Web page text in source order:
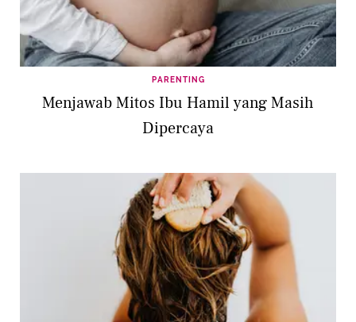
PARENTING
Menjawab Mitos Ibu Hamil yang Masih
Dipercaya